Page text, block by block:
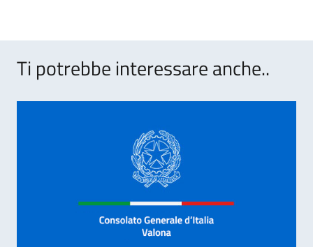
Ti potrebbe interessare anche..